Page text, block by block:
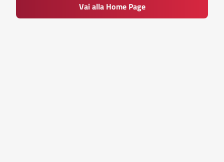
Vai alla Home Page